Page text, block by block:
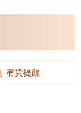
有貨提醒